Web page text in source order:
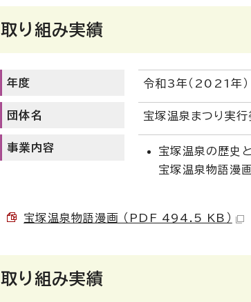
取り組み実績
年度 令和3年（2021年）
団体名 宝塚温泉まつり実行
事業内容
宝塚温泉の歴史
宝塚温泉物語漫
宝塚温泉物語漫画 （PDF 494.5 KB）
取り組み実績